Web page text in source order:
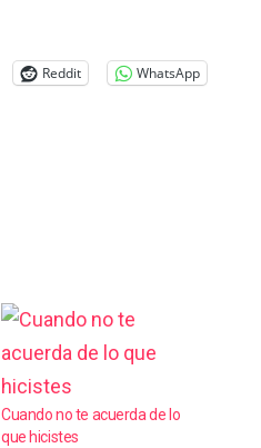
Reddit WhatsApp
Cuando no te acuerda de lo
que hicistes